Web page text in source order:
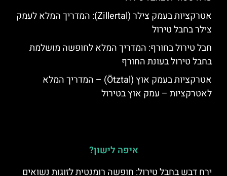
אטרקציות בעמק צילר (Zillertal): המדריך המלא לעמק
צילר בחבל טירול
חבל טירול בחורף: המדריך המלא לחופשה מושלמת
בחבל טירול בעונת החורף
אטרקציות בעמק אוץ (Ötztal) – המדריך המלא
לאטרקציות – עמק אוץ בטירול
איפה לישון?
ירח דבש בחבל טירול: חופשה רומנטית לזוגות נשואים